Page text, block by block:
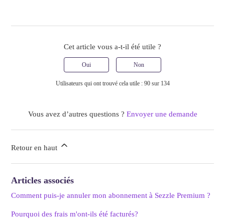
Cet article vous a-t-il été utile ?
Oui Non
Utilisateurs qui ont trouvé cela utile : 90 sur 134
Vous avez d’autres questions ? Envoyer une demande
Retour en haut
Articles associés
Comment puis-je annuler mon abonnement à Sezzle Premium ?
Pourquoi des frais m'ont-ils été facturés?